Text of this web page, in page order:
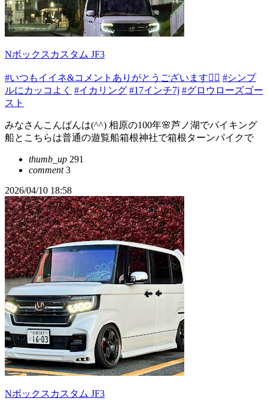
Nボックスカスタム JF3
#いつもイイネ&コメントありがとうございます🙇‍♂️ #シンプ
ルにカッコよく #イカリング #17インチ7j #グロウローズゴー
スト
みなさんこんばんは(^^) 相原の100年🌸芦ノ湖でバイキング
船とこちらは普通の遊覧船箱根神社で箱根ターンパイクで
thumb_up 291
comment3
2026/04/10 18:58
Nボックスカスタム JF3